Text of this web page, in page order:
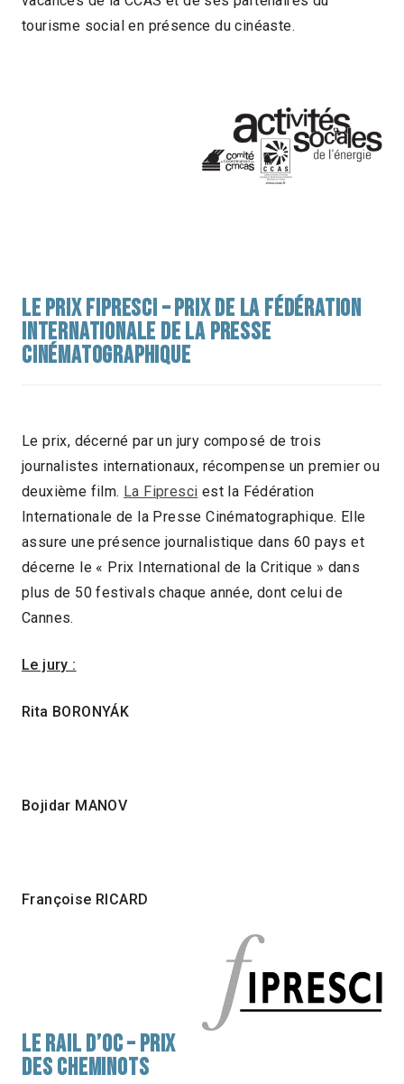
tourisme social en présence du cinéaste.
LE PRIX FIPRESCI – PRIX DE LA FÉDÉRATION
INTERNATIONALE DE LA PRESSE
CINÉMATOGRAPHIQUE
Le prix, décerné par un jury composé de trois
journalistes internationaux, récompense un premier ou
deuxième film. La Fipresci est la Fédération
Internationale de la Presse Cinématographique. Elle
assure une présence journalistique dans 60 pays et
décerne le « Prix International de la Critique » dans
plus de 50 festivals chaque année, dont celui de
Cannes.
Le jury :
Rita BORONYÁK
Bojidar MANOV
Françoise RICARD
LE RAIL D’OC – PRIX
DES CHEMINOTS